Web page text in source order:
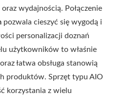
wydajnością. Połączenie
pozwala cieszyć się wygodą i
personalizacji doznań
użytkowników to właśnie
łatwa obsługa stanowią
produktów. Sprzęt typu AIO
korzystania z wielu